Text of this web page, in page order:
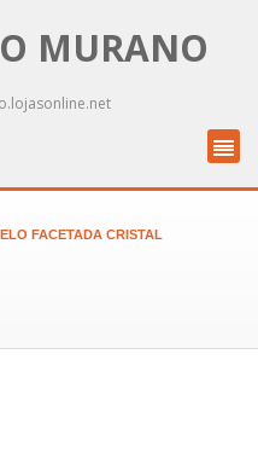
MURANO
FACETADA CRISTAL